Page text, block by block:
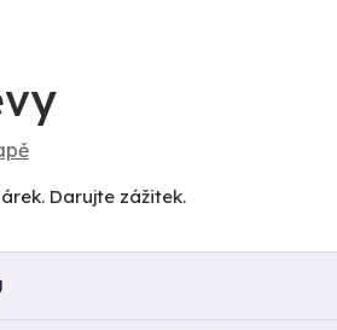
Darujte zážitek.